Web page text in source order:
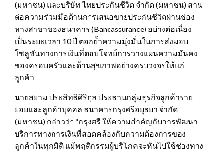
(มหาชน) และบริษัท ไทยประกันชีวิต จำกัด (มหาชน) สาน
ต่อความร่วมมือด้านการเสนอขายประกันชีวิตผ่านช่อง
ทางสาขาของธนาคาร (Bancassurance) อย่างต่อเนื่อง
เป็นระยะเวลา 10 ปี ตอกย้ำความมุ่งมั่นในการส่งมอบ
โซลูชันทางการเงินที่ตอบโจทย์การวางแผนความมั่นคง
ของครอบครัวและด้านสุขภาพอย่างครบวงจรให้แก่
ลูกค้า
นายสยาม ประสิทธิศิริกุล ประธานกลุ่มธุรกิจลูกค้าราย
ย่อยและลูกค้าบุคคล ธนาคารกรุงศรีอยุธยา จำกัด
(มหาชน) กล่าวว่า “กรุงศรี ให้ความสำคัญกับการพัฒนา
บริการทางการเงินที่สอดคล้องกับความต้องการของ
ลูกค้าในทุกมิติ แม้พฤติกรรมผู้บริโภคจะหันไปใช้ช่องทาง